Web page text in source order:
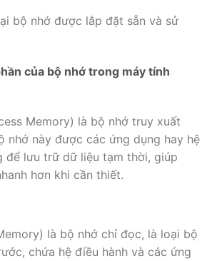
bộ nhớ được lắp đặt sẵn và sử
của bộ nhớ trong máy tính
Memory) là bộ nhớ truy xuất
nhớ này được các ứng dụng hay hệ
để lưu trữ dữ liệu tạm thời, giúp
hơn khi cần thiết.
là bộ nhớ chỉ đọc, là loại bộ
chứa hệ điều hành và các ứng